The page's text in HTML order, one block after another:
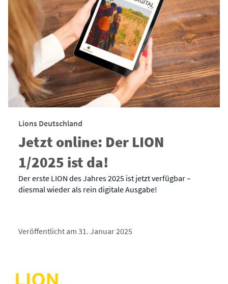
Lions Deutschland
Jetzt online: Der LION
1/2025 ist da!
Der erste LION des Jahres 2025 ist jetzt verfügbar –
diesmal wieder als rein digitale Ausgabe!
Veröffentlicht am 31. Januar 2025